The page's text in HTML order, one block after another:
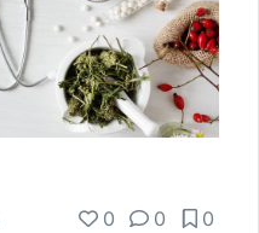
0 0 0